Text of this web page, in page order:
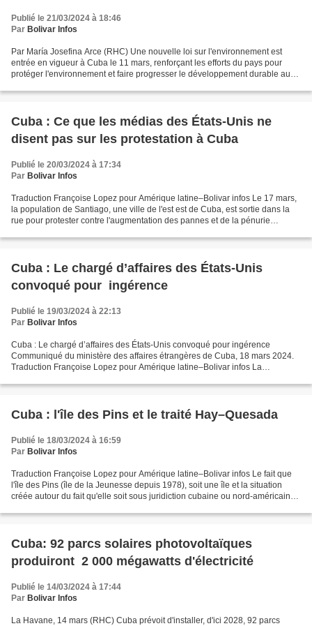
Publié le 21/03/2024 à 18:46
Par Bolivar Infos
Par María Josefina Arce (RHC) Une nouvelle loi sur l'environnement est
entrée en vigueur à Cuba le 11 mars, renforçant les efforts du pays pour
protéger l'environnement et faire progresser le développement durable au
Cuba : Ce que les médias des États-Unis ne
disent pas sur les protestation à Cuba
Publié le 20/03/2024 à 17:34
Par Bolivar Infos
Traduction Françoise Lopez pour Amérique latine–Bolivar infos Le 17 mars,
la population de Santiago, une ville de l'est est de Cuba, est sortie dans la
rue pour protester contre l'augmentation des pannes et de la pénurie
Cuba : Le chargé d’affaires des États-Unis
convoqué pour ingérence
Publié le 19/03/2024 à 22:13
Par Bolivar Infos
Cuba : Le chargé d’affaires des États-Unis convoqué pour ingérence
Communiqué du ministère des affaires étrangères de Cuba, 18 mars 2024.
Traduction Françoise Lopez pour Amérique latine–Bolivar infos La
Cuba : l'île des Pins et le traité Hay–Quesada
Publié le 18/03/2024 à 16:59
Par Bolivar Infos
Traduction Françoise Lopez pour Amérique latine–Bolivar infos Le fait que
l'île des Pins (île de la Jeunesse depuis 1978), soit une île et la situation
créée autour du fait qu'elle soit sous juridiction cubaine ou nord-américaine,
Cuba: 92 parcs solaires photovoltaïques
produiront 2 000 mégawatts d'électricité
Publié le 14/03/2024 à 17:44
Par Bolivar Infos
La Havane, 14 mars (RHC) Cuba prévoit d'installer, d'ici 2028, 92 parcs